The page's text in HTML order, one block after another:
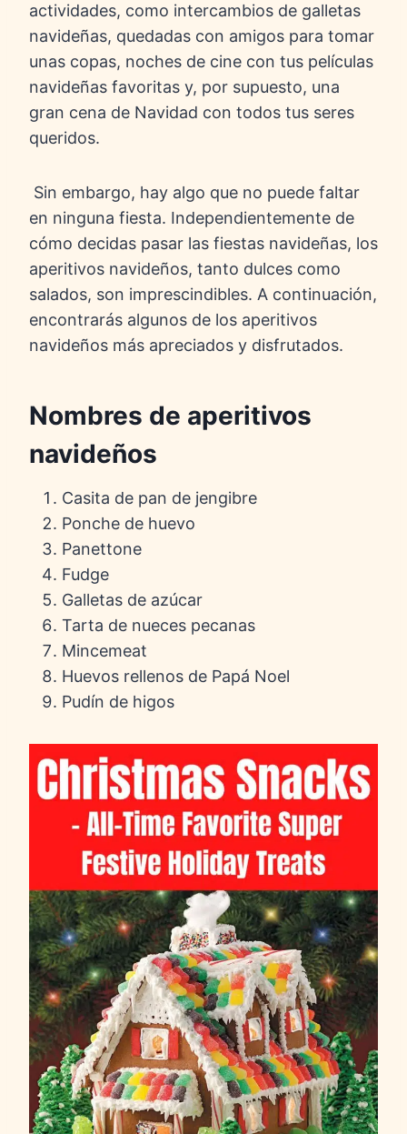
actividades, como intercambios de galletas
navideñas, quedadas con amigos para tomar
unas copas, noches de cine con tus películas
navideñas favoritas y, por supuesto, una
gran cena de Navidad con todos tus seres
queridos.
Sin embargo, hay algo que no puede faltar
en ninguna fiesta. Independientemente de
cómo decidas pasar las fiestas navideñas, los
aperitivos navideños, tanto dulces como
salados, son imprescindibles. A continuación,
encontrarás algunos de los aperitivos
navideños más apreciados y disfrutados.
Nombres de aperitivos
navideños
Casita de pan de jengibre
Ponche de huevo
Panettone
Fudge
Galletas de azúcar
Tarta de nueces pecanas
Mincemeat
Huevos rellenos de Papá Noel
Pudín de higos